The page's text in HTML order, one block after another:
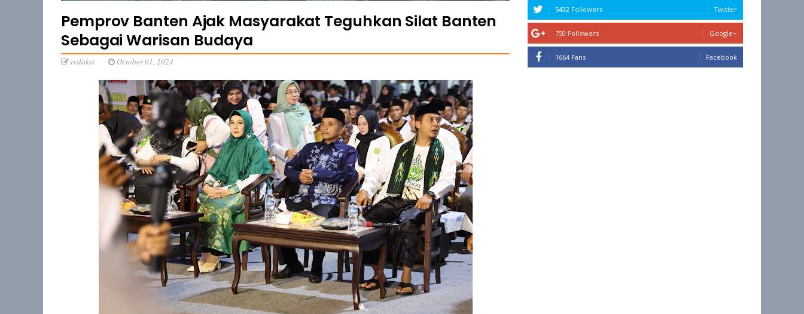
Pemprov Banten Ajak Masyarakat Teguhkan Silat Banten
Sebagai Warisan Budaya
redaksi October 01, 2024
5432 Followers Twitter
750 Followers Google+
1664 Fans Facebook